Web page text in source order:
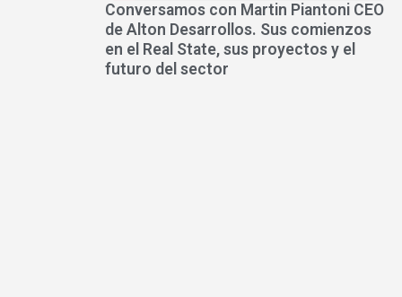
Conversamos con Martin Piantoni CEO
de Alton Desarrollos. Sus comienzos
en el Real State, sus proyectos y el
futuro del sector